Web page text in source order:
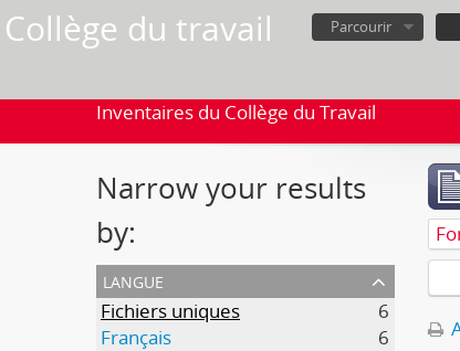
Collège du travail Parcourir
Inventaires du Collège du Travail
Narrow your results
by:
langue
Fichiers uniques
6
Français
6